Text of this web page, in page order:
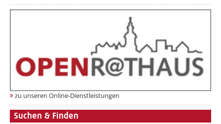
zu unseren Online-Dienstleistungen
Suchen & Finden